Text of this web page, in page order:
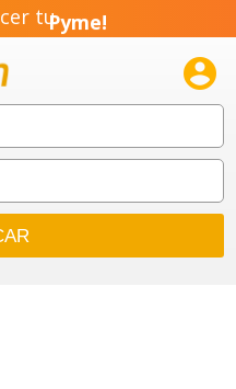
tuPyme!
Emprendimiento!
